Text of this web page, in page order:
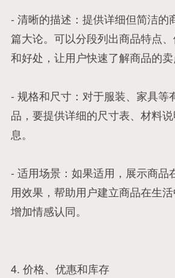
- 清晰的描述：提供详细但简洁的
篇大论。可以分段列出商品特点
和好处，让用户快速了解商品的卖
- 规格和尺寸：对于服装、家具等
品，要提供详细的尺寸表、材料
息。
- 适用场景：如果适用，展示商品
用效果，帮助用户建立商品在生活
增加情感认同。
4. 价格、优惠和库存